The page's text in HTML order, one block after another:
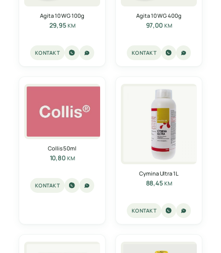
Agita 10 WG 100g
29,95 KM
KONTAKT
Agita 10 WG 400g
97,00 KM
KONTAKT
Collis 50ml
10,80 KM
KONTAKT
Cymina Ultra 1L
88,45 KM
KONTAKT